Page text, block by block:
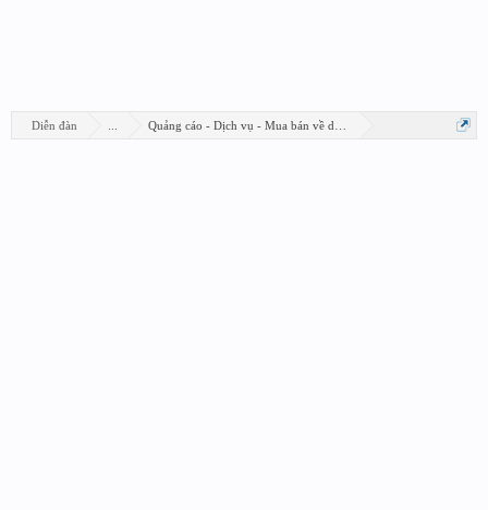
Diễn đàn Quảng cáo - Dịch vụ - Mua bán về design